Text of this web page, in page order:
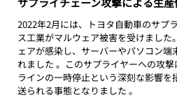
2022年2月には、トヨタ自動車のサプ
ス工業がマルウェア被害を受けまし
ェアが感染し、サーバーやパソコン
れました 。このサプライヤーへの攻
ラインの一時停止という深刻な影響を
送られる事態となりました 。